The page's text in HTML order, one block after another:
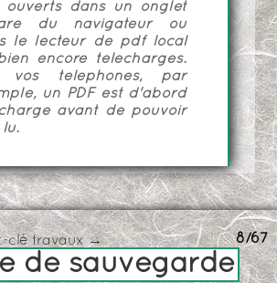
ouverts dans un onglet
du navigateur ou
le lecteur de pdf local
encore téléchargés.
vos téléphones, par
un PDF est d'abord
avant de pouvoir
lu.
8/67
clé travaux →
de sauvegarde